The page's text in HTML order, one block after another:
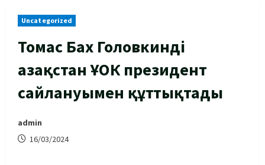
Uncategorized
Томас Бах Головкинді
Қазақстан ҰОК президент
сайлануымен құттықтады
admin
16/03/2024